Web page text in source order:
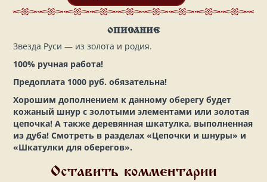
ОПИСАНИЕ
Звезда Руси — из золота и родия.
100% ручная работа!
Предоплата 1000 руб. обязательна!
Хорошим дополнением к данному оберегу будет
кожаный шнур с золотыми элементами или золотая
цепочка! А также деревянная шкатулка, выполненная
из дуба! Смотреть в разделах «Цепочки и шнуры» и
«Шкатулки для оберегов».
Оставить комментарии